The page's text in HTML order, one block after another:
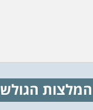
המלצות